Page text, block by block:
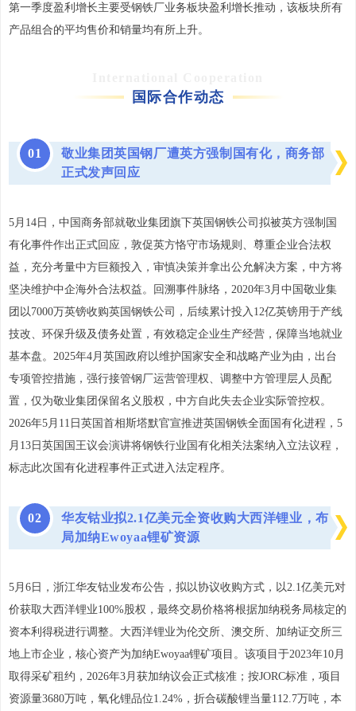
第一季度盈利增长主要受钢铁厂业务板块盈利增长推动，该板块所有
产品组合的平均售价和销量均有所上升。
国际合作动态
01
敬业集团英国钢厂遭英方强制国有化，商务部
正式发声回应
5月14日，中国商务部就敬业集团旗下英国钢铁公司拟被英方强制国
有化事件作出正式回应，敦促英方恪守市场规则、尊重企业合法权
益，充分考量中方巨额投入，审慎决策并拿出公允解决方案，中方将
坚决维护中企海外合法权益。回溯事件脉络，2020年3月中国敬业集
团以7000万英镑收购英国钢铁公司，后续累计投入12亿英镑用于产线
技改、环保升级及债务处置，有效稳定企业生产经营，保障当地就业
基本盘。2025年4月英国政府以维护国家安全和战略产业为由，出台
专项管控措施，强行接管钢厂运营管理权、调整中方管理层人员配
置，仅为敬业集团保留名义股权，中方自此失去企业实际管控权。
2026年5月11日英国首相斯塔默官宣推进英国钢铁全面国有化进程，5
月13日英国国王议会演讲将钢铁行业国有化相关法案纳入立法议程，
标志此次国有化进程事件正式进入法定程序。
02
华友钴业拟2.1亿美元全资收购大西洋锂业，布
局加纳Ewoyaa锂矿资源
5月6日，浙江华友钴业发布公告，拟以协议收购方式，以2.1亿美元对
价获取大西洋锂业100%股权，最终交易价格将根据加纳税务局核定的
资本利得税进行调整。大西洋锂业为伦交所、澳交所、加纳证交所三
地上市企业，核心资产为加纳Ewoyaa锂矿项目。该项目于2023年10月
取得采矿租约，2026年3月获加纳议会正式核准；按JORC标准，项目
资源量3680万吨，氧化锂品位1.24%，折合碳酸锂当量112.7万吨，本